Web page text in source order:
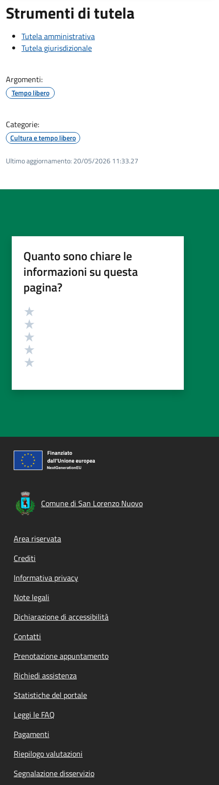
Strumenti di tutela
Tutela amministrativa
Tutela giurisdizionale
Argomenti:
Tempo libero
Categorie:
Cultura e tempo libero
Ultimo aggiornamento: 20/05/2026 11:33.27
Quanto sono chiare le
informazioni su questa
pagina?
Valutazione
Comune di San Lorenzo Nuovo
Footer menu
Area riservata
Crediti
Informativa privacy
Note legali
Dichiarazione di accessibilità
Contatti
Prenotazione appuntamento
Richiedi assistenza
Statistiche del portale
Leggi le FAQ
Pagamenti
Riepilogo valutazioni
Segnalazione disservizio